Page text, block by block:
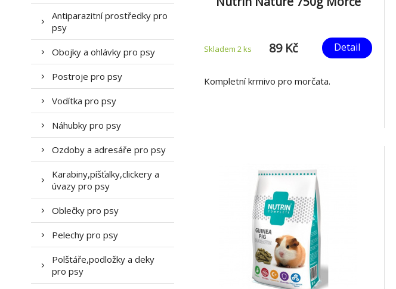
Antiparazitní prostředky pro
psy
Obojky a ohlávky pro psy
Postroje pro psy
Vodítka pro psy
Náhubky pro psy
Ozdoby a adresáře pro psy
Karabiny,píšťalky,clickery a
úvazy pro psy
Oblečky pro psy
Pelechy pro psy
Polštáře,podložky a deky
pro psy
Skladem 2 ks 89 Kč Detail
Kompletní krmivo pro morčata.